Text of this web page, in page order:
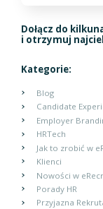
Dołącz do
i otrzymuj
Kategorie:
Blog
Candidate
Employer
HRTech
Jak to zrobić w
Klienci
Nowości w
Porady HR
Przyjazna